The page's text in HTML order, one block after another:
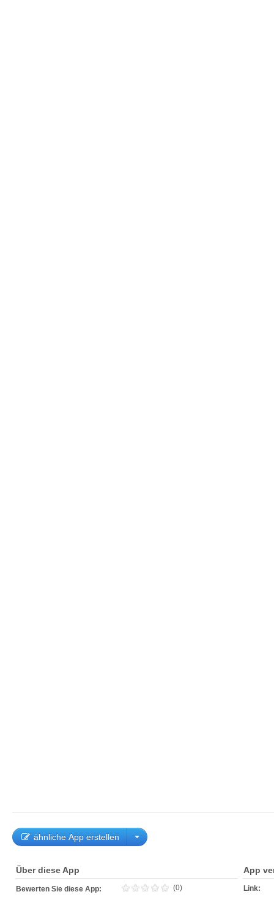
ähnliche App erstellen
Über diese App
Bewerten Sie diese App: (0)
App
Link: